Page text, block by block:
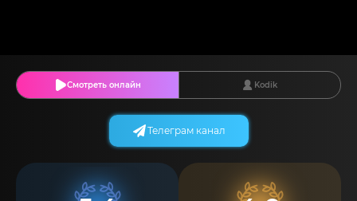
Смотреть онлайн Kodik
Телеграм канал